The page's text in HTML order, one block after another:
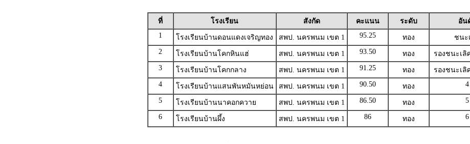
ที่ โรงเรียน สังกัด คะแนน ระดับ อัน
1
โรงเรียนบ้านดอนแดงเจริญทอง สพป. นครพนม เขต 1 95.25 ทอง
ชนะ
2
โรงเรียนบ้านโคกหินแฮ่ สพป. นครพนม เขต 1 93.50 ทอง
รองชนะเ
3
โรงเรียนบ้านโคกกลาง สพป. นครพนม เขต 1 91.25 ทอง
รองชนะเ
4
โรงเรียนบ้านแสนพันหมันหย่อน สพป. นครพนม เขต 1 90.50 ทอง 4
5 โรงเรียนบ้านนาคอกควาย สพป. นครพนม เขต 1 86.50 ทอง 5
6 โรงเรียนบ้านผึ้ง สพป. นครพนม เขต 1 86 ทอง 6